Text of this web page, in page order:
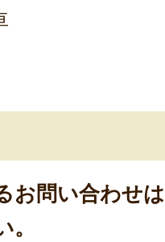
お問い合わせ